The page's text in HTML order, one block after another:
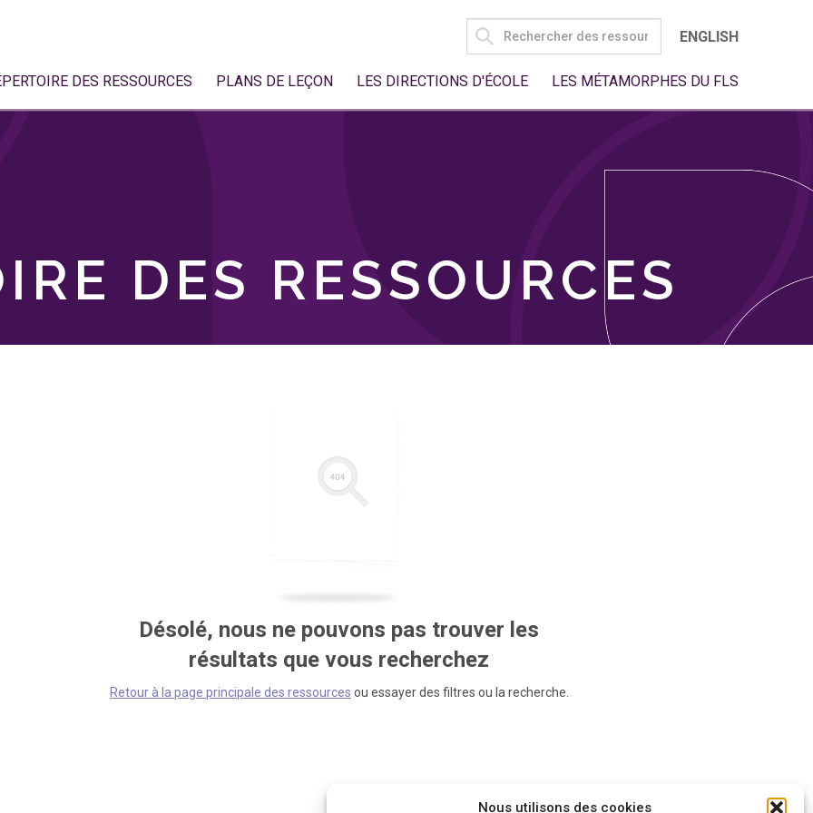
Nous utilisons des cookies
SEARCH
FOR:
ENGLISH
DES RESSOURCES PLANS DE LEÇON LES DIRECTIONS D'ÉCOLE LES MÉTAMORPHES DU FLS
DES RESSOURCES
Désolé, nous ne pouvons pas trouver les
résultats que vous recherchez
Retour à la page principale des ressources ou essayer des filtres ou la recherche.